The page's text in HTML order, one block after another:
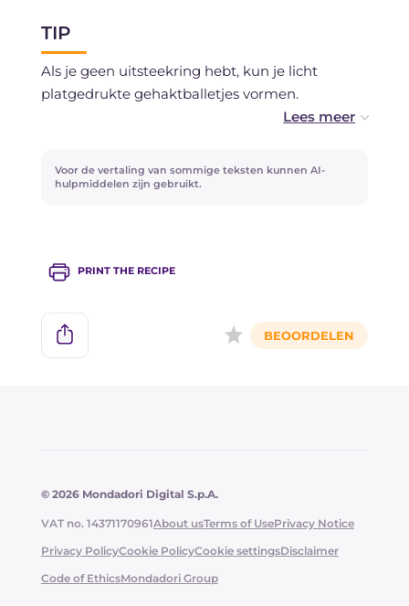
Rauwe burgers kun je maximaal één dag in de
koelkast bewaren.
TIP
Als je geen uitsteekring hebt, kun je licht
platgedrukte gehaktballetjes vormen.
de sperziebonen- en aardappelburgers ook in
een conventionele oven op 1900 - 2000
Voor de vertaling van sommige teksten kunnen AI-
hulpmiddelen zijn gebruikt.
PRINT THE RECIPE
© 2026 Mondadori Digital S.p.A.
VAT no. 14371170961About usTerms of UsePrivacy Notice
Privacy PolicyCookie PolicyCookie settingsDisclaimer
Code of EthicsMondadori Group